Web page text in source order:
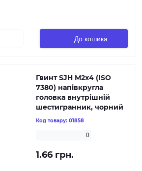
До кошика
Гвинт SJH М2х4 (ISO
7380) напівкругла
головка внутрішній
шестигранник, чорний
Код товару: 01858
0
1.66 грн.